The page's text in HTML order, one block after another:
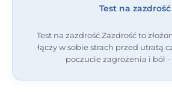
Test na zazdrość
Test na zazdrość Zazdrość to
łączy w sobie strach przed utratą
poczucie zagrożenia i ból -